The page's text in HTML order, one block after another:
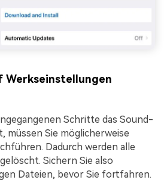
Werkseinstellungen
Schritte das Sound-
müssen Sie möglicherweise
Dadurch werden alle
Sichern Sie also
Dateien, bevor Sie fortfahren.